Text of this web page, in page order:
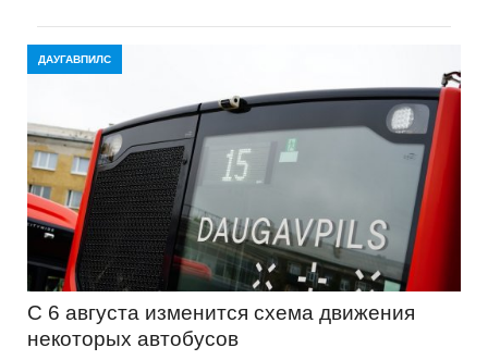
ДАУГАВПИЛС
С 6 августа изменится схема движения
некоторых автобусов